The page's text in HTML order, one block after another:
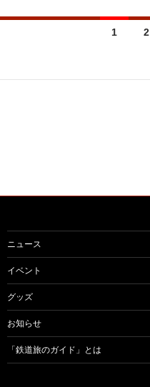
ナ
ン
1 2
ニュース
イベント
グッズ
お知らせ
「鉄道旅のガイド」とは